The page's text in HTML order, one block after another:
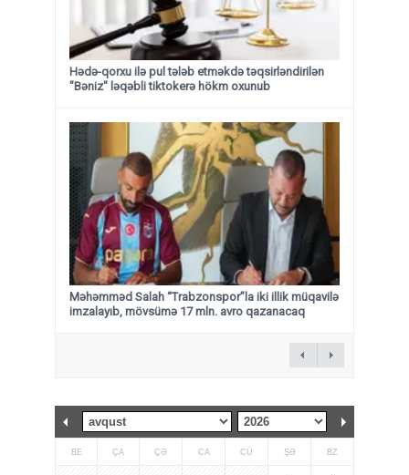
Hədə-qorxu ilə pul tələb etməkdə təqsirləndirilən
"Bəniz" ləqəbli tiktokerə hökm oxunub
Məhəmməd Salah “Trabzonspor”la iki illik müqavilə
imzalayıb, mövsümə 17 mln. avro qazanacaq
BE ÇA ÇƏ CA CÜ ŞƏ BZ